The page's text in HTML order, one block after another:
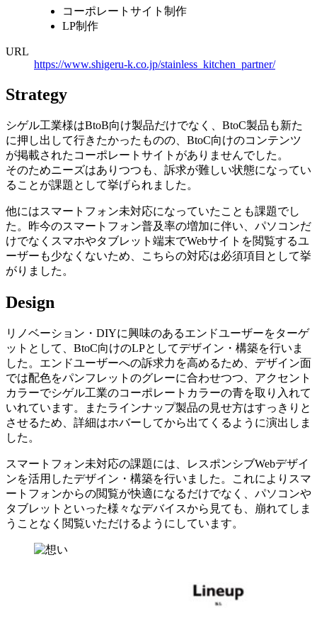
コーポレートサイト制作
LP制作
URL
https://www.shigeru-k.co.jp/stainless_kitchen_partner/
Strategy
シゲル工業様はBtoB向け製品だけでなく、BtoC製品も新た
に押し出して行きたかったものの、BtoC向けのコンテンツ
が掲載されたコーポレートサイトがありませんでした。
そのためニーズはありつつも、訴求が難しい状態になってい
ることが課題として挙げられました。
他にはスマートフォン未対応になっていたことも課題でし
た。昨今のスマートフォン普及率の増加に伴い、パソコンだ
けでなくスマホやタブレット端末でWebサイトを閲覧するユ
ーザーも少なくないため、こちらの対応は必須項目として挙
がりました。
Design
リノベーション・DIYに興味のあるエンドユーザーをターゲ
ットとして、BtoC向けのLPとしてデザイン・構築を行いま
した。エンドユーザーへの訴求力を高めるため、デザイン面
では配色をパンフレットのグレーに合わせつつ、アクセント
カラーでシゲル工業のコーポレートカラーの青を取り入れて
いれています。またラインナップ製品の見せ方はすっきりと
させるため、詳細はホバーしてから出てくるように演出しま
した。
スマートフォン未対応の課題には、レスポンシブWebデザイ
ンを活用したデザイン・構築を行いました。これによりスマ
ートフォンからの閲覧が快適になるだけでなく、パソコンや
タブレットといった様々なデバイスから見ても、崩れてしま
うことなく閲覧いただけるようにしています。